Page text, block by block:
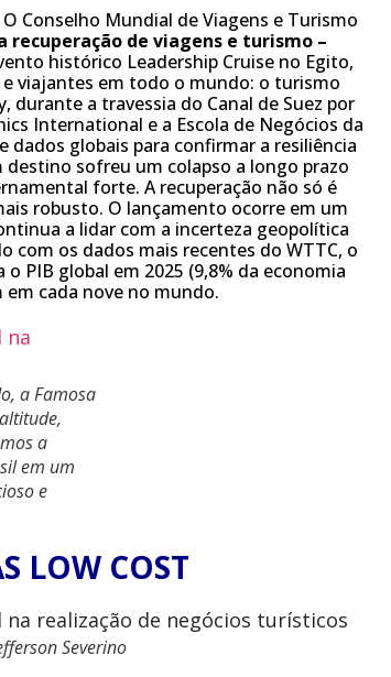
Conselho Mundial de Viagens e Turismo
recuperação de viagens e turismo –
histórico Leadership Cruise no Egito,
viajantes em todo o mundo: o turismo
durante a travessia do Canal de Suez por
International e a Escola de Negócios da
dados globais para confirmar a resiliência
sofreu um colapso a longo prazo
forte. A recuperação não só é
robusto. O lançamento ocorre em um
a lidar com a incerteza geopolítica
os dados mais recentes do WTTC, o
PIB global em 2025 (9,8% da economia
cada nove no mundo.
a Famosa
a
em um
e
LOW COST
Severino